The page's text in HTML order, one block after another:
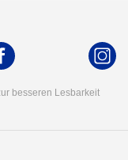
besseren Lesbarkeit